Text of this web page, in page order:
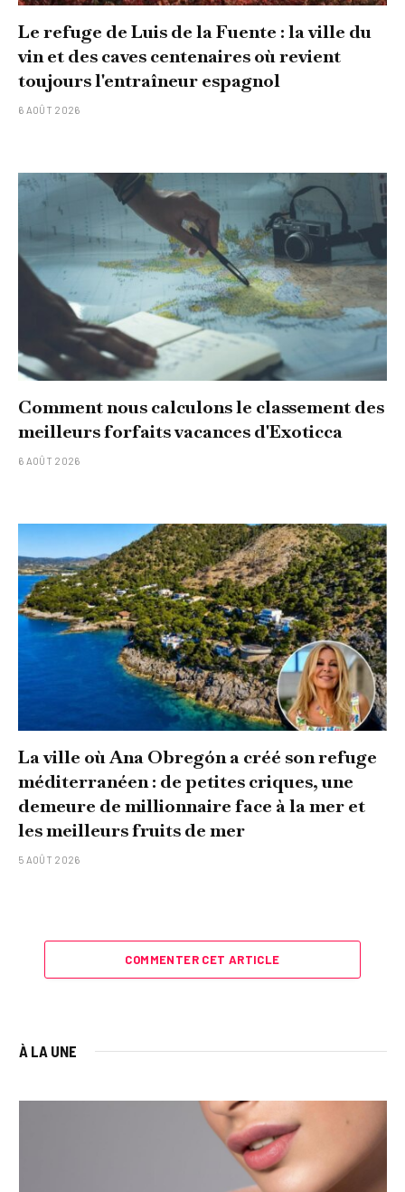
Le refuge de Luis de la Fuente : la ville du
vin et des caves centenaires où revient
toujours l'entraîneur espagnol
6 AOÛT 2026
Comment nous calculons le classement des
meilleurs forfaits vacances d'Exoticca
6 AOÛT 2026
La ville où Ana Obregón a créé son refuge
méditerranéen : de petites criques, une
demeure de millionnaire face à la mer et
les meilleurs fruits de mer
5 AOÛT 2026
COMMENTER CET ARTICLE
À LA UNE